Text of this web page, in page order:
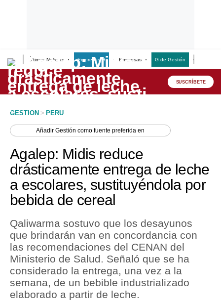
Últimas Noticias Empresas G Empresas G de Gestión
Lo último
Peru Quiosco
Economía
Mercados
Perú
Política
Tu Dinero
Finanzas Personales
Inmobiliarias
Plus G
SUSCRÍBETE
GESTION > PERU
AñadirGestión como fuente preferida en
Agalep: Midis reduce
drásticamente entrega de leche
a escolares, sustituyéndola por
bebida de cereal
Qaliwarma sostuvo que los desayunos
que brindarán van en concordancia con
las recomendaciones del CENAN del
Ministerio de Salud. Señaló que se ha
considerado la entrega, una vez a la
semana, de un bebible industrializado
elaborado a partir de leche.